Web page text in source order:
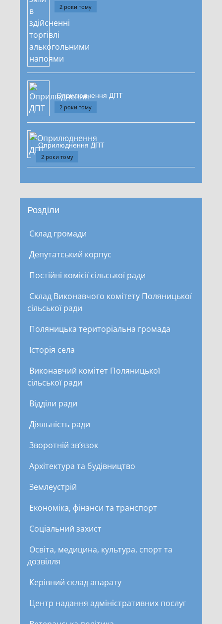
2 роки тому
Оприлюднення ДПТ
2 роки тому
Оприлюднення ДПТ
2 роки тому
Розділи
Склад громади
Депутатський корпус
Постійні комісії сільської ради
Склад Виконавчого комітету Поляницької
сільської ради
Поляницька територіальна громада
Історія села
Виконавчий комітет Поляницької
сільської ради
Відділи ради
Діяльність ради
Зворотній зв’язок
Архітектура та будівництво
Землеустрій
Економіка, фінанси та транспорт
Соціальний захист
Освіта, медицина, культура, спорт та
дозвілля
Керівний склад апарату
Центр надання адміністративних послуг